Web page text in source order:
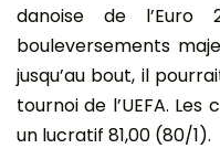
danoise de l’Euro
bouleversements
jusqu’au bout, il
tournoi de l’UEFA.
un lucratif 81,00 (80/1).